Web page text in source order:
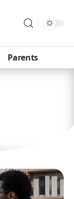
Parents